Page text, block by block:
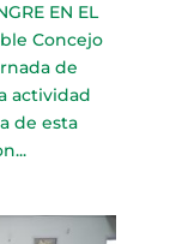
EN EL
Concejo
de
actividad
de esta